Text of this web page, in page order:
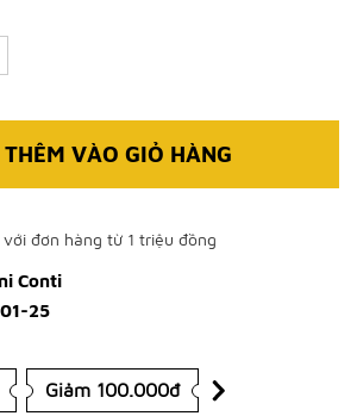
THÊM VÀO GIỎ HÀNG
đơn hàng từ 1 triệu đồng
Conti
25
Giảm 100.000đ